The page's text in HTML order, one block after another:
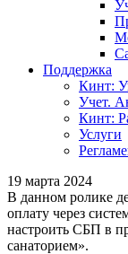
Поддержка
Кинт:
Учет.
Кинт:
Услуги
19 марта 2024
В данном ролике
оплату через
настроить СБП в
санаторием».